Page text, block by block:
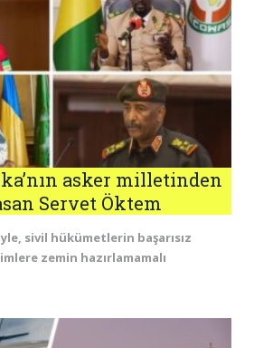
asker milletinden
Servet Öktem
sivil hükümetlerin başarısız
zemin hazırlamamalı